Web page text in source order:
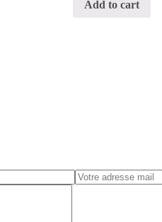
Add to cart